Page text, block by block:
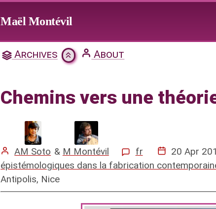
Maël Montévil
Archives About
Chemins vers une
AM Soto & M Montévil fr 20 Apr
épistémologiques dans la fabrication
Antipolis, Nice
Chemins vers une
Citation & Download
Mentions